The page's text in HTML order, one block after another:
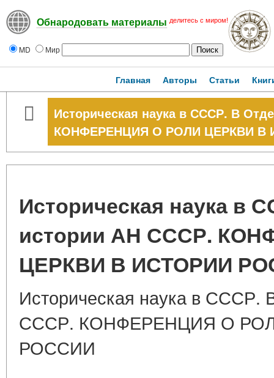
Обнародовать материалы делитесь с миром!
MD Мир
Главная Авторы Статьи
Историческая наука в СССР. В
КОНФЕРЕНЦИЯ О РОЛИ ЦЕРКВИ В
Историческая наука в
истории АН СССР.
ЦЕРКВИ В ИСТОРИИ
Историческая наука в СССР.
СССР. КОНФЕРЕНЦИЯ О
РОССИИ